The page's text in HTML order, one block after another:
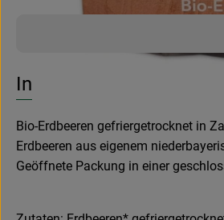
Entdecke passende
Info
Bio-Erdbeeren gefriergetrocknet in
Erdbeeren aus eigenem
Geöffnete Packung in einer